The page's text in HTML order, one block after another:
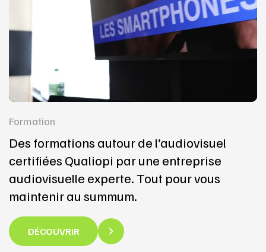
Formation
Des formations autour de l’audiovisuel
certifiées Qualiopi par une entreprise
audiovisuelle experte. Tout pour vous
maintenir au summum.
DÉCOUVRIR